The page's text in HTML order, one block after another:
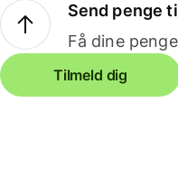
Send penge
Få dine
Tilmeld dig